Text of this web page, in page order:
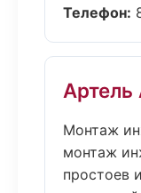
Телефон:
Монтаж
монтаж
простоев